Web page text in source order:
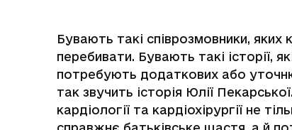
Бувають такі співрозмовники, яких
перебивати. Бувають такі історії,
потребують додаткових або
так звучить історія Юлії
кардіології та кардіохірургії не